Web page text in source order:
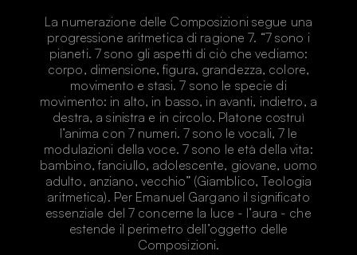
La numerazione delle Composizioni segue una
progressione aritmetica di ragione 7. “7 sono i
pianeti. 7 sono gli aspetti di ciò che vediamo:
corpo, dimensione, figura, grandezza, colore,
movimento e stasi. 7 sono le specie di
movimento: in alto, in basso, in avanti, indietro, a
destra, a sinistra e in circolo. Platone costruì
l’anima con 7 numeri. 7 sono le vocali, 7 le
modulazioni della voce. 7 sono le età della vita:
bambino, fanciullo, adolescente, giovane, uomo
adulto, anziano, vecchio” (Giamblico, Teologia
aritmetica). Per Emanuel Gargano il significato
essenziale del 7 concerne la luce - l’aura - che
estende il perimetro dell’oggetto delle
Composizioni.